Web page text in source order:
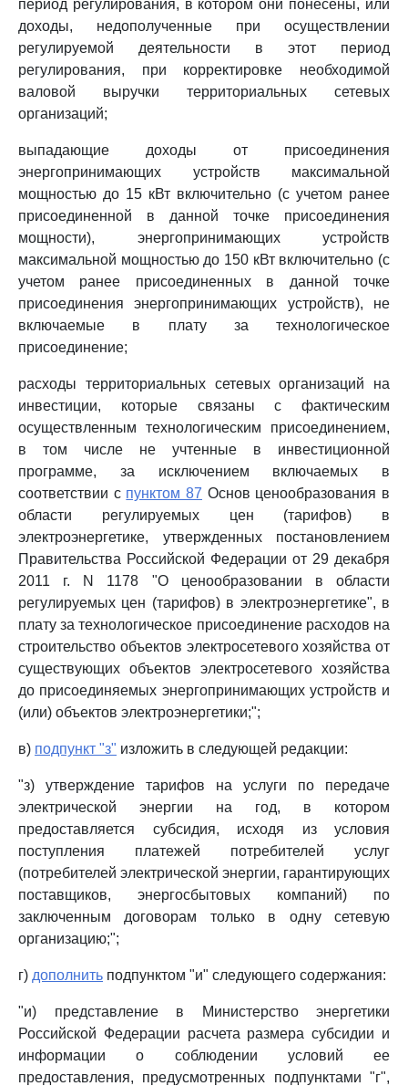
период регулирования, в котором они понесены, или
доходы, недополученные при осуществлении
регулируемой деятельности в этот период
регулирования, при корректировке необходимой
валовой выручки территориальных сетевых
организаций;
выпадающие доходы от присоединения
энергопринимающих устройств максимальной
мощностью до 15 кВт включительно (с учетом ранее
присоединенной в данной точке присоединения
мощности), энергопринимающих устройств
максимальной мощностью до 150 кВт включительно (с
учетом ранее присоединенных в данной точке
присоединения энергопринимающих устройств), не
включаемые в плату за технологическое
присоединение;
расходы территориальных сетевых организаций на
инвестиции, которые связаны с фактическим
осуществленным технологическим присоединением,
в том числе не учтенные в инвестиционной
программе, за исключением включаемых в
соответствии с пунктом 87 Основ ценообразования в
области регулируемых цен (тарифов) в
электроэнергетике, утвержденных постановлением
Правительства Российской Федерации от 29 декабря
2011 г. N 1178 "О ценообразовании в области
регулируемых цен (тарифов) в электроэнергетике", в
плату за технологическое присоединение расходов на
строительство объектов электросетевого хозяйства от
существующих объектов электросетевого хозяйства
до присоединяемых энергопринимающих устройств и
(или) объектов электроэнергетики;";
в) подпункт "з" изложить в следующей редакции:
"з) утверждение тарифов на услуги по передаче
электрической энергии на год, в котором
предоставляется субсидия, исходя из условия
поступления платежей потребителей услуг
(потребителей электрической энергии, гарантирующих
поставщиков, энергосбытовых компаний) по
заключенным договорам только в одну сетевую
организацию;";
г) дополнить подпунктом "и" следующего содержания:
"и) представление в Министерство энергетики
Российской Федерации расчета размера субсидии и
информации о соблюдении условий ее
предоставления, предусмотренных подпунктами "г",